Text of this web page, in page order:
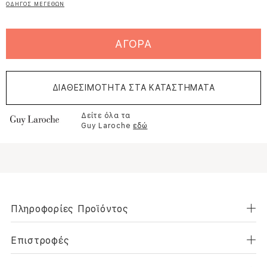
ΟΔΗΓΟΣ ΜΕΓΕΘΩΝ
ΑΓΟΡΑ
ΔΙΑΘΕΣΙΜΟΤΗΤΑ ΣΤΑ ΚΑΤΑΣΤΗΜΑΤΑ
Δείτε όλα τα
Guy Laroche εδώ
Πληροφορίες Προϊόντος
Επιστροφές